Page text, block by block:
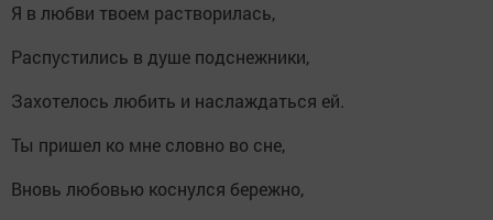
Я в любви твоем растворилась,
Распустились в душе подснежники,
Захотелось любить и наслаждаться ей.
Ты пришел ко мне словно во сне,
Вновь любовью коснулся бережно,